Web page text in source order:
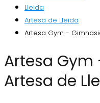
Lleida
Artesa de Lleida
Artesa Gym -
Artesa Gym - Gimnasia en
Artesa de